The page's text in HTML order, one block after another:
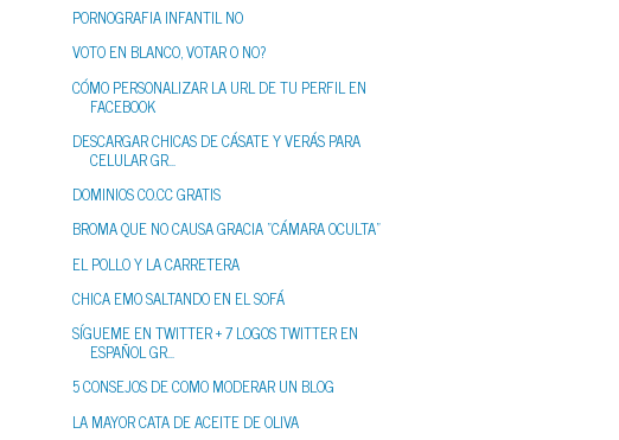
PORNOGRAFIA INFANTIL NO
VOTO EN BLANCO, VOTAR O NO?
CÓMO PERSONALIZAR LA URL DE TU PERFIL EN
FACEBOOK
DESCARGAR CHICAS DE CÁSATE Y VERÁS PARA
CELULAR GR...
DOMINIOS CO.CC GRATIS
BROMA QUE NO CAUSA GRACIA "CÁMARA OCULTA"
EL POLLO Y LA CARRETERA
CHICA EMO SALTANDO EN EL SOFÁ
SÍGUEME EN TWITTER + 7 LOGOS TWITTER EN
ESPAÑOL GR...
5 CONSEJOS DE COMO MODERAR UN BLOG
LA MAYOR CATA DE ACEITE DE OLIVA